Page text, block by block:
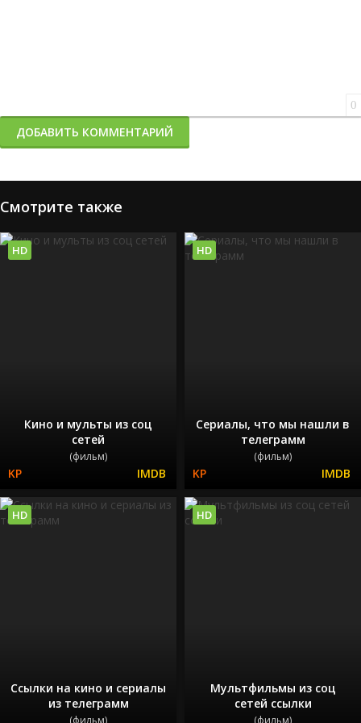
0
ДОБАВИТЬ КОММЕНТАРИЙ
Смотрите также
Кино и мульты из соц
сетей
(фильм)
HD
Сериалы, что мы нашли в
телеграмм
(фильм)
HD
Ссылки на кино и сериалы
из телеграмм
(фильм)
HD
Мультфильмы из соц
сетей ссылки
(фильм)
HD